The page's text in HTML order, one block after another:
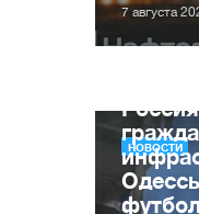
7 августа
НОВОСТИ